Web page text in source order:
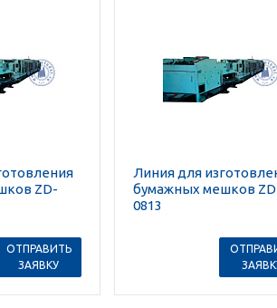
ZD-
ОТПРАВИТЬ
ЗАЯВКУ
Линия для
бумажных мешков
0813